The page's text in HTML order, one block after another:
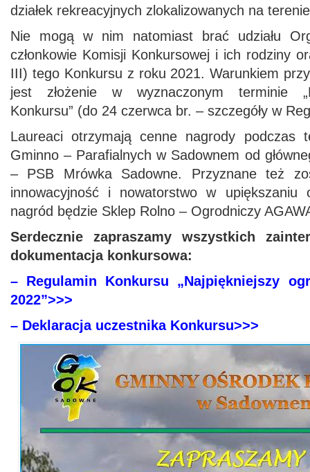
działek rekreacyjnych zlokalizowanych na
Nie mogą w nim natomiast brać udziału
członkowie Komisji Konkursowej i ich rodziny
III) tego Konkursu z roku 2021. Warunkiem
jest złożenie w wyznaczonym terminie
Konkursu” (do 24 czerwca br. – szczegóły w
Laureaci otrzymają cenne nagrody podczas
Gminno – Parafialnych w Sadownem od
– PSB Mrówka Sadowne. Przyznane też
innowacyjność i nowatorstwo w upiększaniu
nagród będzie Sklep Rolno – Ogrodniczy
Serdecznie zapraszamy wszystkich
dokumentacja konkursowa:
– Regulamin Konkursu „Najpiękniejszy
2022”>>>
– Deklaracja uczestnika Konkursu>>>